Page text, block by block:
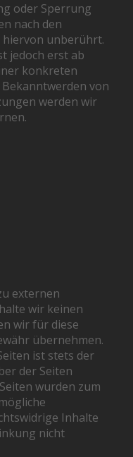
oder Sperrung
nach den
hiervon unberührt.
jedoch erst ab
konkreten
von
werden wir
externen
wir keinen
wir für diese
übernehmen.
ist stets der
der Seiten
wurden zum
Inhalte
nicht